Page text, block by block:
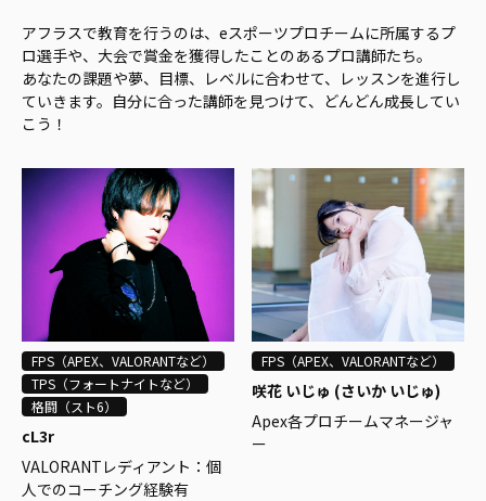
アフラスで教育を行うのは、eスポーツプロチームに所属するプ
ロ選手や、大会で賞金を獲得したことのあるプロ講師たち。
あなたの課題や夢、目標、レベルに合わせて、レッスンを進行し
ていきます。自分に合った講師を見つけて、どんどん成長してい
こう！
FPS（APEX、VALORANTなど）
TPS（フォートナイトなど）
格闘（スト6）
cL3r
VALORANTレディアント：個
人でのコーチング経験有
FPS（APEX、VALORANTなど）
咲花 いじゅ (さいか いじゅ)
Apex各プロチームマネージャ
ー